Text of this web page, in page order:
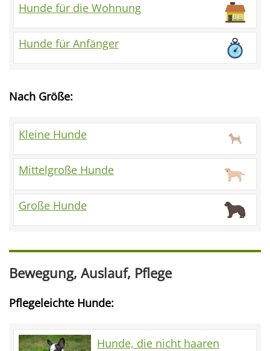
Hunde für die Wohnung
Hunde für Anfänger
Nach Größe:
Kleine Hunde
Mittelgroße Hunde
Große Hunde
Bewegung, Auslauf, Pflege
Pflegeleichte Hunde:
Hunde, die nicht haaren